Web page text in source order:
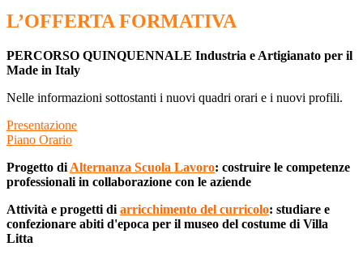
L’OFFERTA FORMATIVA
PERCORSO QUINQUENNALE Industria e Artigianato per il
Made in Italy
Nelle informazioni sottostanti i nuovi quadri orari e i nuovi profili.
Presentazione
Piano Orario
Progetto di Alternanza Scuola Lavoro: costruire le competenze
professionali in collaborazione con le aziende
Attività e progetti di arricchimento del curricolo: studiare e
confezionare abiti d'epoca per il museo del costume di Villa
Litta